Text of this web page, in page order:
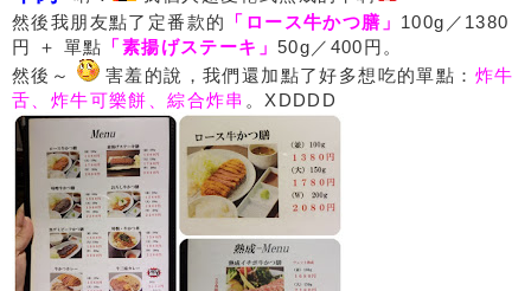
然後我朋友點了定番款的
「ロース牛かつ膳」 100g／1380
円 ＋ 單點 「素揚げステーキ」50g／400円。
然後～
害羞的說，我們還加點了好多想吃的單點： 炸牛
舌、炸牛可樂餅、綜合炸串 。XDDDD